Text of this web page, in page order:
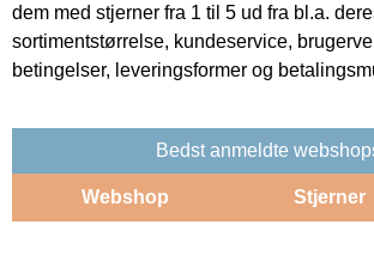
dem med stjerner fra 1 til 5 ud fra bl.a.
sortimentstørrelse, kundeservice,
betingelser, leveringsformer og
Bedst anmeldte
Webshop Stjerner